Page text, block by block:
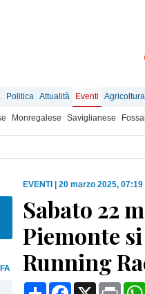
Politica Attualità Eventi Agricoltura
Monregalese Saviglianese
EVENTI 20 marzo 2025, 07:19
Sabato 22
Piemonte
Running
CondividiFacebook
X Print